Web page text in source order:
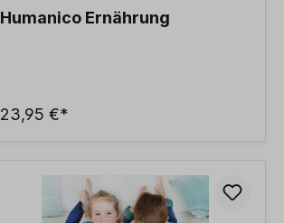
Humanico Ernährung
23,95 €*